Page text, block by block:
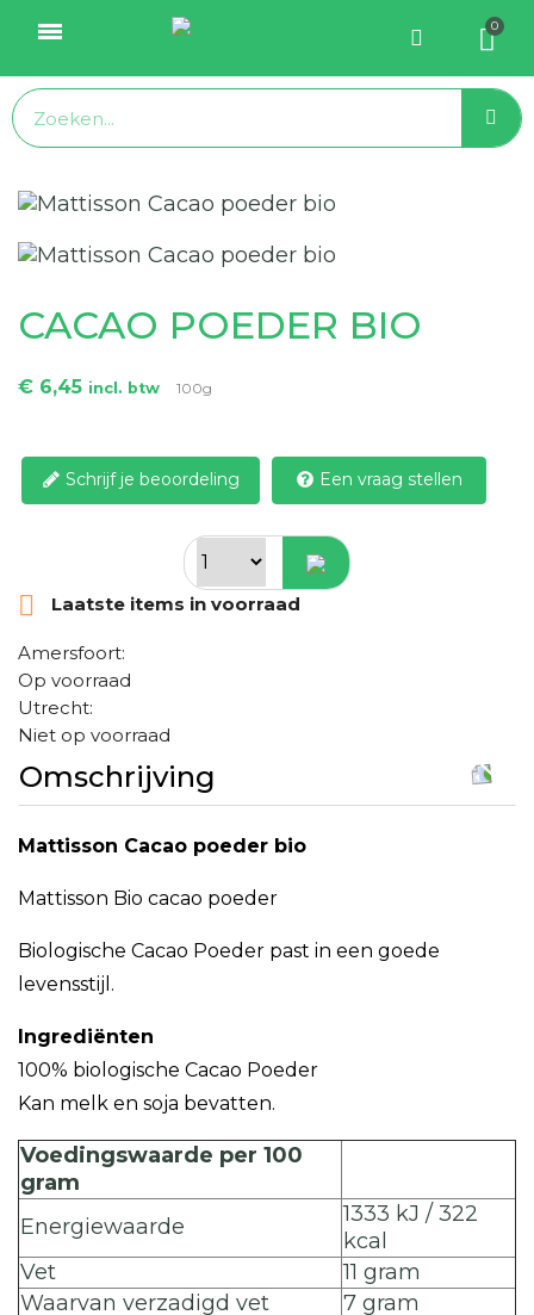
CACAO POEDER BIO
€ 6,45 incl. btw 100g
Schrijf je beoordeling Een vraag stellen
 Laatste items in voorraad
Amersfoort:
Op voorraad
Utrecht:
Niet op voorraad
Omschrijving
Mattisson Cacao poeder bio
Mattisson Bio cacao poeder
Biologische Cacao Poeder past in een goede
levensstijl.
Ingrediënten
100% biologische Cacao Poeder
Kan melk en soja bevatten.
Voedingswaarde per 100
gram
Energiewaarde
1333 kJ / 322
kcal
Vet
11 gram
Waarvan verzadigd vet
7 gram